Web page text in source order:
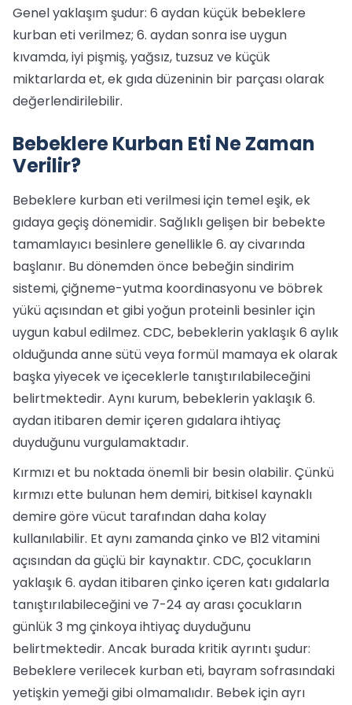
Genel yaklaşım şudur: 6 aydan küçük bebeklere
kurban eti verilmez; 6. aydan sonra ise uygun
kıvamda, iyi pişmiş, yağsız, tuzsuz ve küçük
miktarlarda et, ek gıda düzeninin bir parçası olarak
değerlendirilebilir.
Bebeklere Kurban Eti Ne Zaman
Verilir?
Bebeklere kurban eti verilmesi için temel eşik, ek
gıdaya geçiş dönemidir. Sağlıklı gelişen bir bebekte
tamamlayıcı besinlere genellikle 6. ay civarında
başlanır. Bu dönemden önce bebeğin sindirim
sistemi, çiğneme-yutma koordinasyonu ve böbrek
yükü açısından et gibi yoğun proteinli besinler için
uygun kabul edilmez. CDC, bebeklerin yaklaşık 6 aylık
olduğunda anne sütü veya formül mamaya ek olarak
başka yiyecek ve içeceklerle tanıştırılabileceğini
belirtmektedir. Aynı kurum, bebeklerin yaklaşık 6.
aydan itibaren demir içeren gıdalara ihtiyaç
duyduğunu vurgulamaktadır.
Kırmızı et bu noktada önemli bir besin olabilir. Çünkü
kırmızı ette bulunan hem demiri, bitkisel kaynaklı
demire göre vücut tarafından daha kolay
kullanılabilir. Et aynı zamanda çinko ve B12 vitamini
açısından da güçlü bir kaynaktır. CDC, çocukların
yaklaşık 6. aydan itibaren çinko içeren katı gıdalarla
tanıştırılabileceğini ve 7-24 ay arası çocukların
günlük 3 mg çinkoya ihtiyaç duyduğunu
belirtmektedir. Ancak burada kritik ayrıntı şudur:
Bebeklere verilecek kurban eti, bayram sofrasındaki
yetişkin yemeği gibi olmamalıdır. Bebek için ayrı